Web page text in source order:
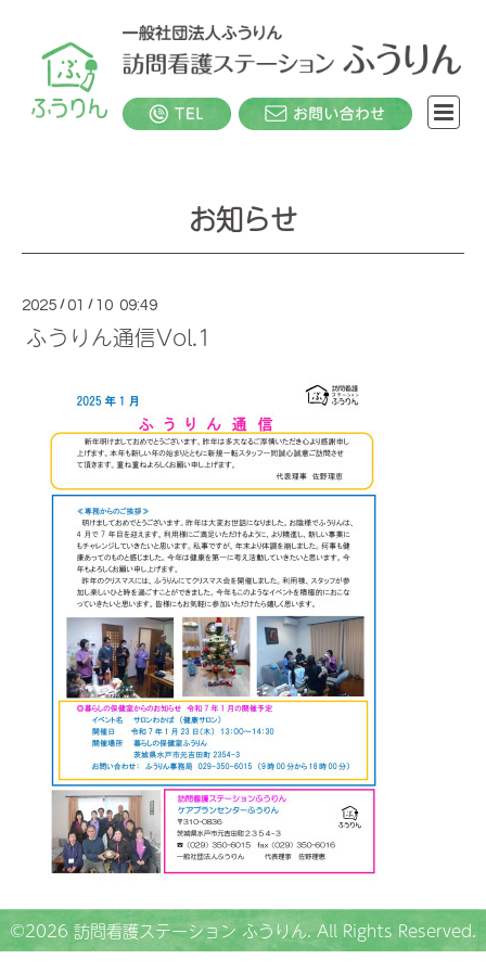
お知らせ
2025 /01 / 10 09:49
ふうりん通信Vol.1
©2026 訪問看護ステーション ふうりん. All Rights Reserved.